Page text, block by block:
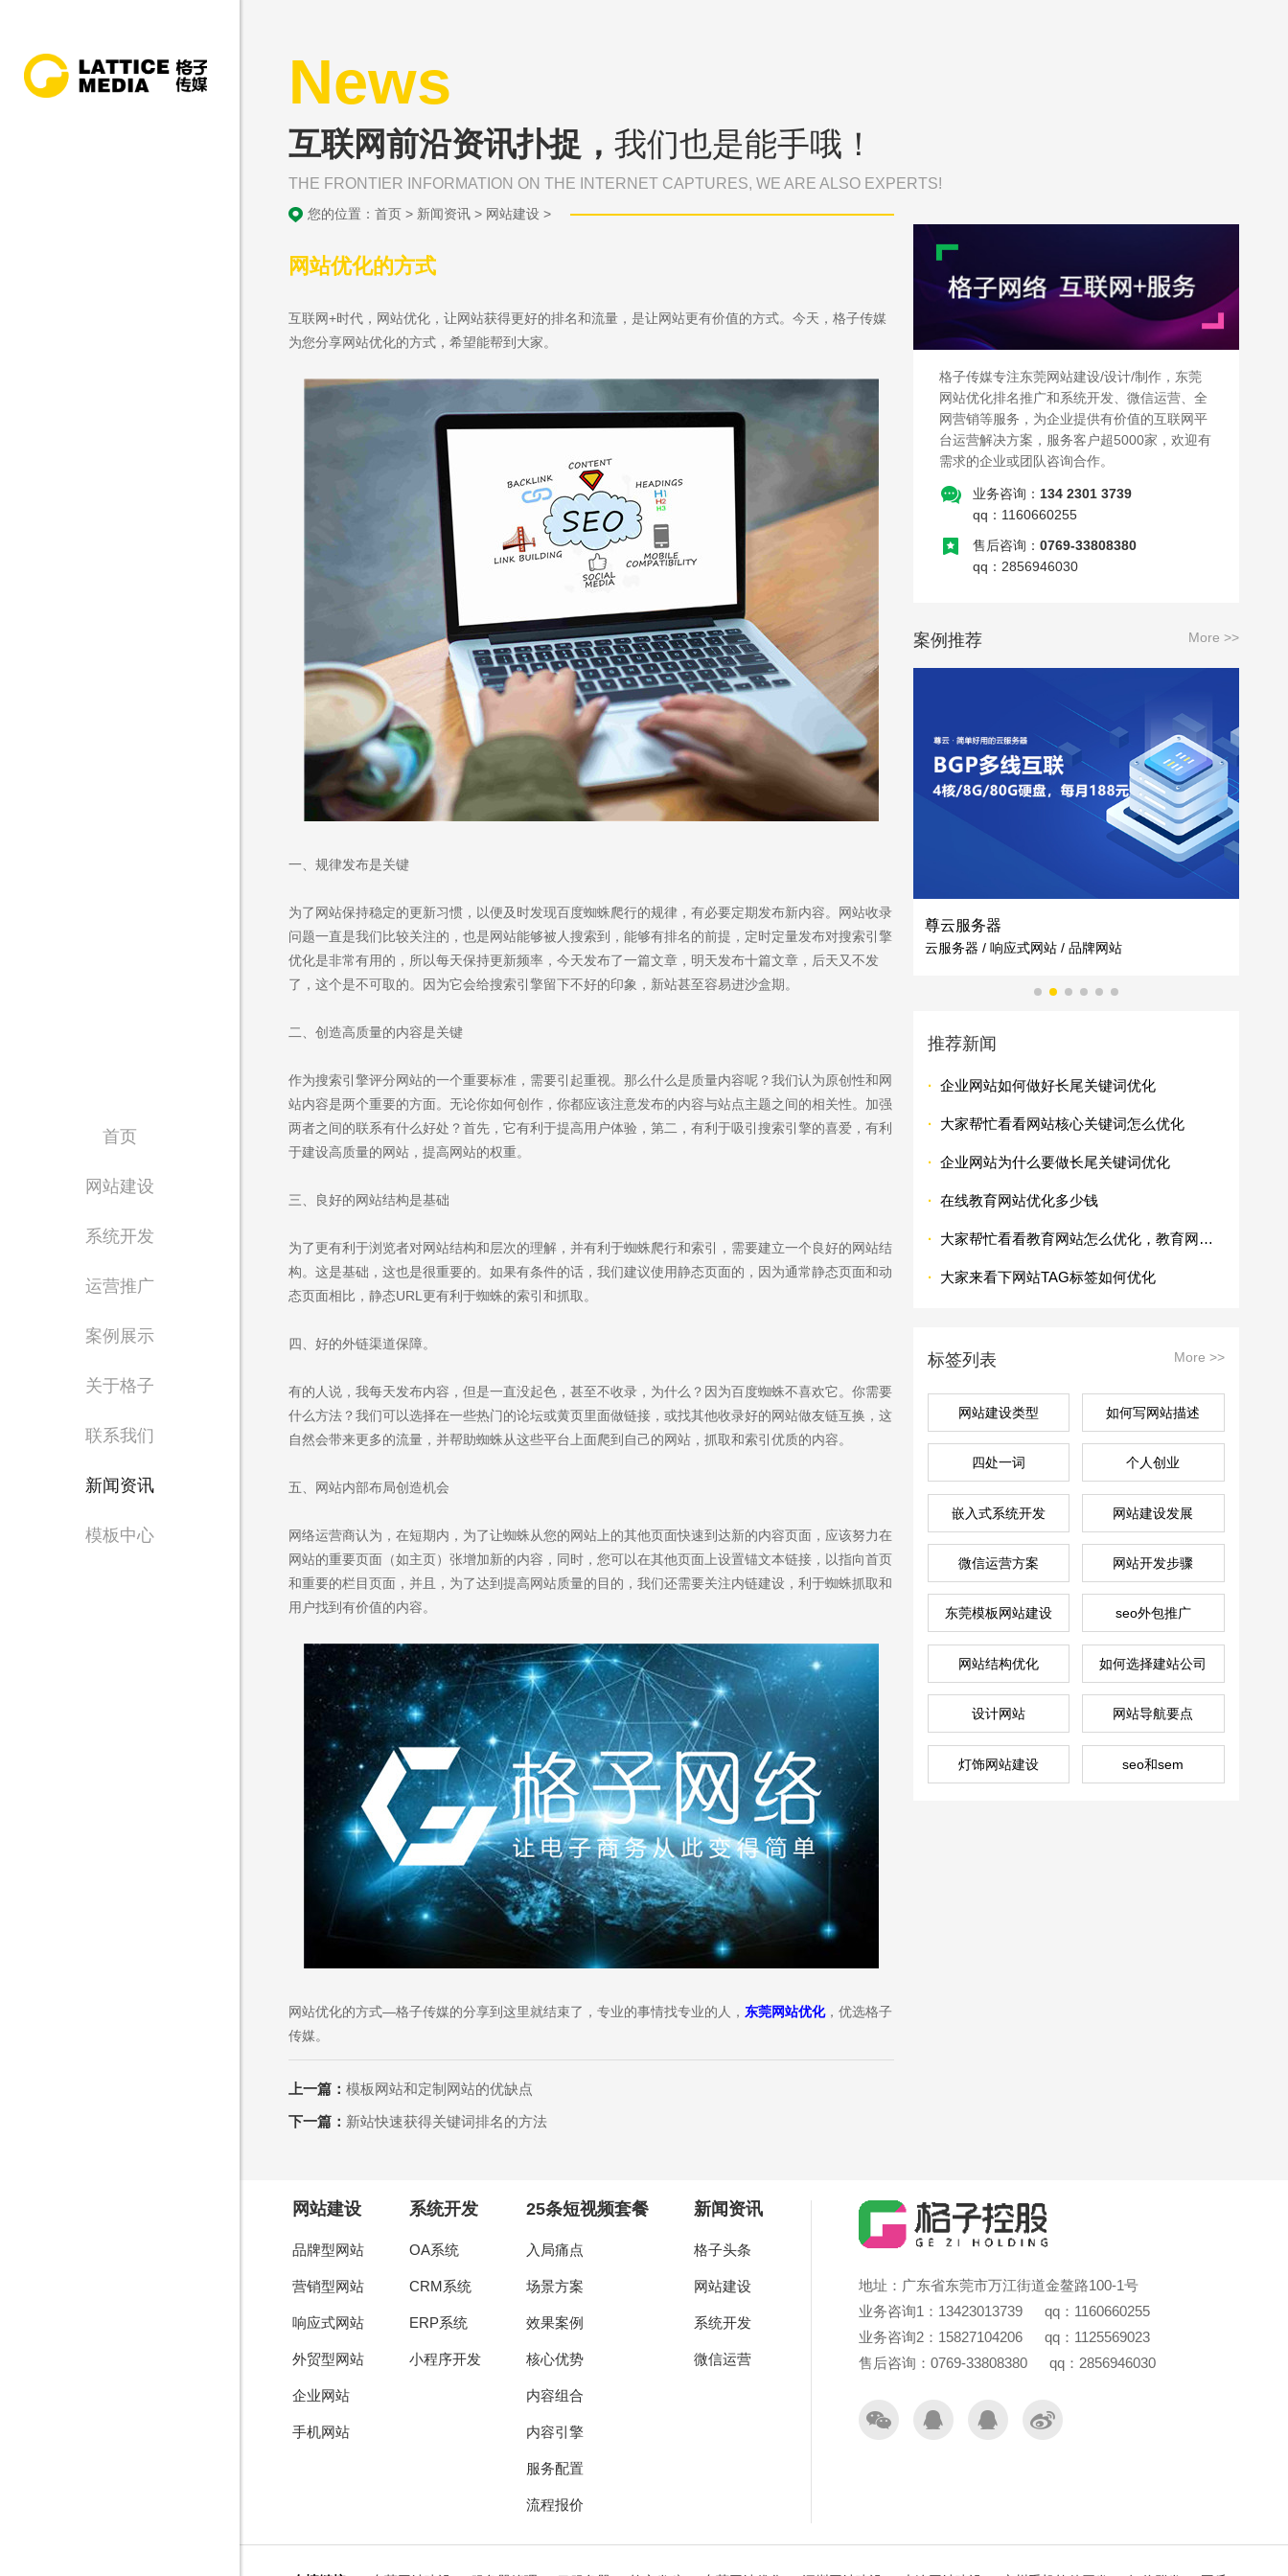
首页
网站建设
系统开发
运营推广
案例展示
关于格子
联系我们
新闻资讯
模板中心
News
互联网前沿资讯扑捉，我们也是能手哦！
THE FRONTIER INFORMATION ON THE INTERNET CAPTURES, WE ARE ALSO EXPERTS!
您的位置：首页 > 新闻资讯 > 网站建设 >
网站优化的方式
互联网+时代，网站优化，让网站获得更好的排名和流量，是让网站更有价值的方式。今天，格子传媒
为您分享网站优化的方式，希望能帮到大家。
一、规律发布是关键
为了网站保持稳定的更新习惯，以便及时发现百度蜘蛛爬行的规律，有必要定期发布新内容。网站收录
问题一直是我们比较关注的，也是网站能够被人搜索到，能够有排名的前提，定时定量发布对搜索引擎
优化是非常有用的，所以每天保持更新频率，今天发布了一篇文章，明天发布十篇文章，后天又不发
了，这个是不可取的。因为它会给搜索引擎留下不好的印象，新站甚至容易进沙盒期。
二、创造高质量的内容是关键
作为搜索引擎评分网站的一个重要标准，需要引起重视。那么什么是质量内容呢？我们认为原创性和网
站内容是两个重要的方面。无论你如何创作，你都应该注意发布的内容与站点主题之间的相关性。加强
两者之间的联系有什么好处？首先，它有利于提高用户体验，第二，有利于吸引搜索引擎的喜爱，有利
于建设高质量的网站，提高网站的权重。
三、良好的网站结构是基础
为了更有利于浏览者对网站结构和层次的理解，并有利于蜘蛛爬行和索引，需要建立一个良好的网站结
构。这是基础，这也是很重要的。如果有条件的话，我们建议使用静态页面的，因为通常静态页面和动
态页面相比，静态URL更有利于蜘蛛的索引和抓取。
四、好的外链渠道保障。
有的人说，我每天发布内容，但是一直没起色，甚至不收录，为什么？因为百度蜘蛛不喜欢它。你需要
什么方法？我们可以选择在一些热门的论坛或黄页里面做链接，或找其他收录好的网站做友链互换，这
自然会带来更多的流量，并帮助蜘蛛从这些平台上面爬到自己的网站，抓取和索引优质的内容。
五、网站内部布局创造机会
网络运营商认为，在短期内，为了让蜘蛛从您的网站上的其他页面快速到达新的内容页面，应该努力在
网站的重要页面（如主页）张增加新的内容，同时，您可以在其他页面上设置锚文本链接，以指向首页
和重要的栏目页面，并且，为了达到提高网站质量的目的，我们还需要关注内链建设，利于蜘蛛抓取和
用户找到有价值的内容。
网站优化的方式—格子传媒的分享到这里就结束了，专业的事情找专业的人， 东莞网站优化，优选格子
传媒。
上一篇：模板网站和定制网站的优缺点
下一篇： 新站快速获得关键词排名的方法
格子传媒专注东莞网站建设/设计/制作，东莞
网站优化排名推广和系统开发、微信运营、全
网营销等服务，为企业提供有价值的互联网平
台运营解决方案，服务客户超5000家，欢迎有
需求的企业或团队咨询合作。
业务咨询： 134 2301 3739
qq：1160660255
售后咨询： 0769-33808380
qq：2856946030
案例推荐 More >>
眼镜企业 / 响应式网站 / 品牌网站 云服务器 / 响应式网站 / 品牌网站
绿清物业
物业公司 / 响应式网站 / 企业网站
推荐新闻
· 企业网站如何做好长尾关键词优化
· 大家帮忙看看网站核心关键词怎么优化
· 企业网站为什么要做长尾关键词优化
· 在线教育网站优化多少钱
· 大家帮忙看看教育网站怎么优化，教育网站优化技巧有哪些
· 大家来看下网站TAG标签如何优化
标签列表 More >>
网站建设类型 如何写网站描述
四处一词 个人创业
嵌入式系统开发 网站建设发展
微信运营方案 网站开发步骤
东莞模板网站建设 seo外包推广
网站结构优化 如何选择建站公司
设计网站 网站导航要点
灯饰网站建设 seo和sem
网站建设
品牌型网站
营销型网站
响应式网站
外贸型网站
企业网站
手机网站
系统开发
OA系统
CRM系统
ERP系统
小程序开发
25条短视频套餐
入局痛点
场景方案
效果案例
核心优势
内容组合
内容引擎
服务配置
流程报价
新闻资讯
格子头条
网站建设
系统开发
微信运营
地址：广东省东莞市万江街道金鳌路100-1号
业务咨询1：13423013739 qq：1160660255
业务咨询2：15827104206 qq：1125569023
售后咨询：0769-33808380 qq：2856946030
Waiting for you
专注东莞网站设计制作，为中小企业打造高端营销型网站。
135 6085 7155
0769-33808380
售前咨询
1125569023
Are you ready?
不怕就请留下您的需求及联系方式，我们会第一时间送上问候的。